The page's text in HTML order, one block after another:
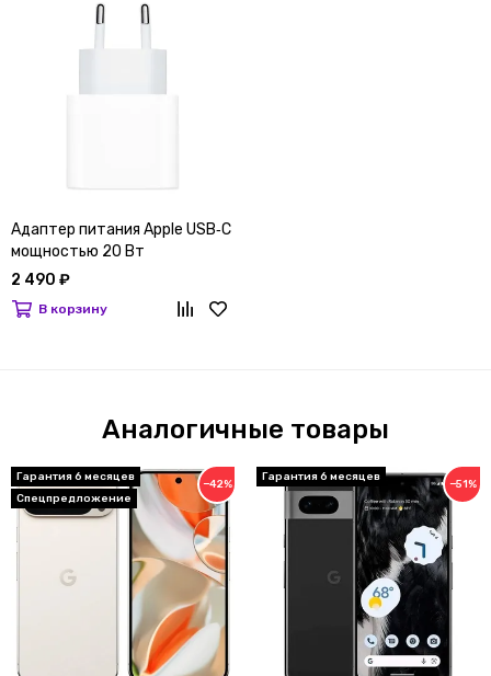
Адаптер питания Apple USB‑C
мощностью 20 Вт
2 490 ₽
В корзину
Аналогичные товары
Гарантия 6 месяцев
Спецпредложение
−42%
Гарантия 6 месяцев
−51%